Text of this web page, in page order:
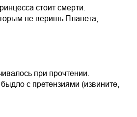
стоит смерти.
не веришь.Планета,
при прочтении.
с претензиями (извините,